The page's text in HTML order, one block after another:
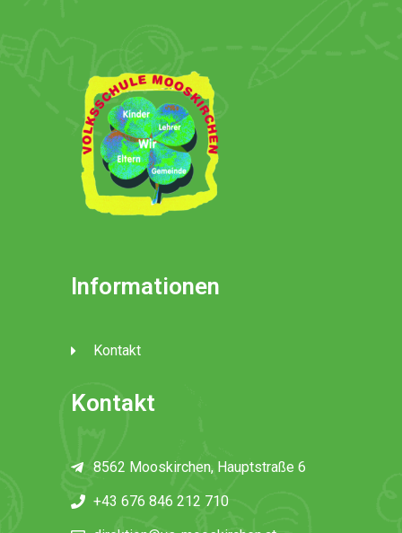
Informationen
Kontakt
Kontakt
8562 Mooskirchen, Hauptstraße 6
+43 676 846 212 710